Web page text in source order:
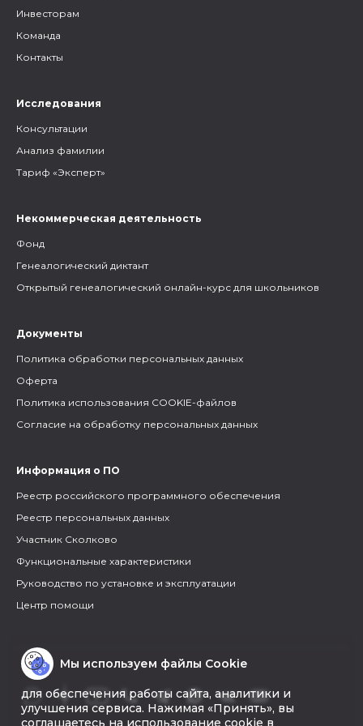
Инвесторам
Команда
Контакты
Исследования
Консультации
Анализ фамилии
Тариф «Эксперт»
Некоммерческая деятельность
Фонд
Генеалогический диктант
Открытый генеалогический онлайн-курс для школьников
Документы
Политика обработки персональных данных
Оферта
Политика использования COOKIE-файлов
Согласие на обработку персональных данных
Информация о ПО
Реестр российского программного обеспечения
Реестр персональных данных
Участник Сколково
Функциональные характеристики
Руководство по установке и эксплуатации
Центр помощи
Мы используем файлы Cookie
для обеспечения работы сайта, аналитики и
улучшения сервиса. Нажимая «Принять», вы
соглашаетесь на использование cookie в